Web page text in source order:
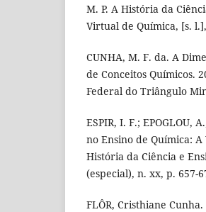
M. P. A História da
Virtual de Química, [s.
CUNHA, M. F. da. A
de Conceitos Químicos.
Federal do Triângulo
ESPIR, I. F.; EPOGLOU,
no Ensino de Química:
História da Ciência e
(especial), n. xx, p. 657-
FLÔR, Cristhiane